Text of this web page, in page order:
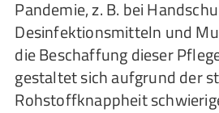
Pandemie, z. B. bei
Desinfektionsmitteln und
die Beschaffung dieser
gestaltet sich aufgrund der
Rohstoffknappheit